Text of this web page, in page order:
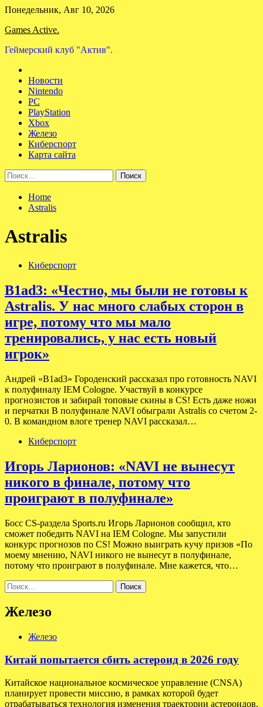
Skip
content
Понедельник, Авг 10, 2026
Games Active.
Геймерский клуб "Актив".
Новости
Nintendo
PC
PlayStation
Xbox
Железо
Киберспорт
Карта сайта
Найти:
Home
Astralis
Astralis
Киберспорт
B1ad3: «Честно, мы были не готовы к
Astralis. У нас много слабых сторон в
игре, потому что мы мало
тренировались, у нас есть новый
игрок»
Андрей «B1ad3» Городенский рассказал про готовность NAVI
к полуфиналу IEM Cologne. Участвуй в конкурсе
прогнозистов и забирай топовые скины в CS! Есть даже ножи
и перчатки В полуфинале NAVI обыграли Astralis со счетом 2-
0. В командном влоге тренер NAVI рассказал…
Киберспорт
Игорь Ларионов: «NAVI не вынесут
никого в финале, потому что
проиграют в полуфинале»
Босс CS-раздела Sports.ru Игорь Ларионов сообщил, кто
сможет победить NAVI на IEM Cologne. Мы запустили
конкурс прогнозов по CS! Можно выиграть кучу призов «По
моему мнению, NAVI никого не вынесут в полуфинале,
потому что проиграют в полуфинале. Мне кажется, что…
Найти:
Железо
Железо
Китай попытается сбить астероид в 2026 году
Китайское национальное космическое управление (CNSA)
планирует провести миссию, в рамках которой будет
отрабатываться технология изменения траектории астероидов,